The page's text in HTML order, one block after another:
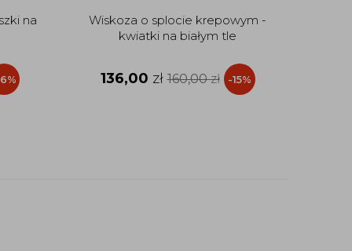
na
Wiskoza o splocie krepowym -
kwiatki na białym tle
136,00 zł 160,00zł -15%